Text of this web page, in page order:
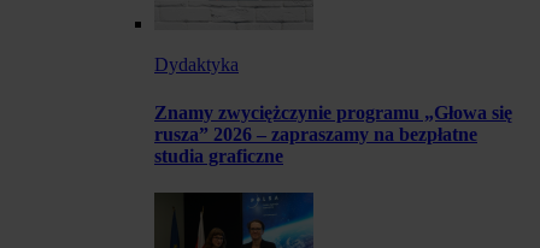
Dydaktyka
Znamy zwyciężczynie programu „Głowa się
rusza” 2026 – zapraszamy na bezpłatne
studia graficzne